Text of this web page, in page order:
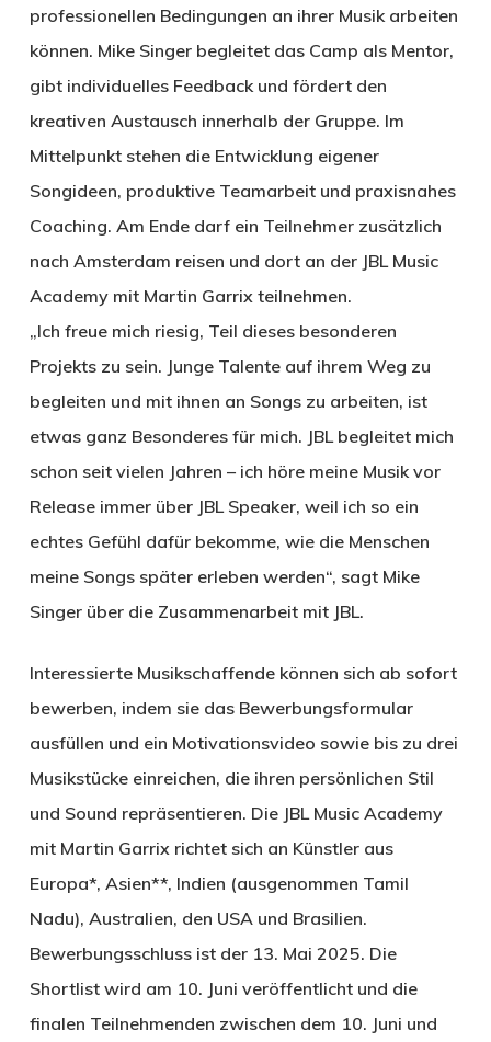
professionellen Bedingungen an ihrer Musik arbeiten
können. Mike Singer begleitet das Camp als Mentor,
gibt individuelles Feedback und fördert den
kreativen Austausch innerhalb der Gruppe. Im
Mittelpunkt stehen die Entwicklung eigener
Songideen, produktive Teamarbeit und praxisnahes
Coaching. Am Ende darf ein Teilnehmer zusätzlich
nach Amsterdam reisen und dort an der JBL Music
Academy mit Martin Garrix teilnehmen.
„Ich freue mich riesig, Teil dieses besonderen
Projekts zu sein. Junge Talente auf ihrem Weg zu
begleiten und mit ihnen an Songs zu arbeiten, ist
etwas ganz Besonderes für mich. JBL begleitet mich
schon seit vielen Jahren – ich höre meine Musik vor
Release immer über JBL Speaker, weil ich so ein
echtes Gefühl dafür bekomme, wie die Menschen
meine Songs später erleben werden“, sagt Mike
Singer über die Zusammenarbeit mit JBL.
Interessierte Musikschaffende können sich ab sofort
bewerben, indem sie das Bewerbungsformular
ausfüllen und ein Motivationsvideo sowie bis zu drei
Musikstücke einreichen, die ihren persönlichen Stil
und Sound repräsentieren. Die JBL Music Academy
mit Martin Garrix richtet sich an Künstler aus
Europa*, Asien**, Indien (ausgenommen Tamil
Nadu), Australien, den USA und Brasilien.
Bewerbungsschluss ist der 13. Mai 2025. Die
Shortlist wird am 10. Juni veröffentlicht und die
finalen Teilnehmenden zwischen dem 10. Juni und